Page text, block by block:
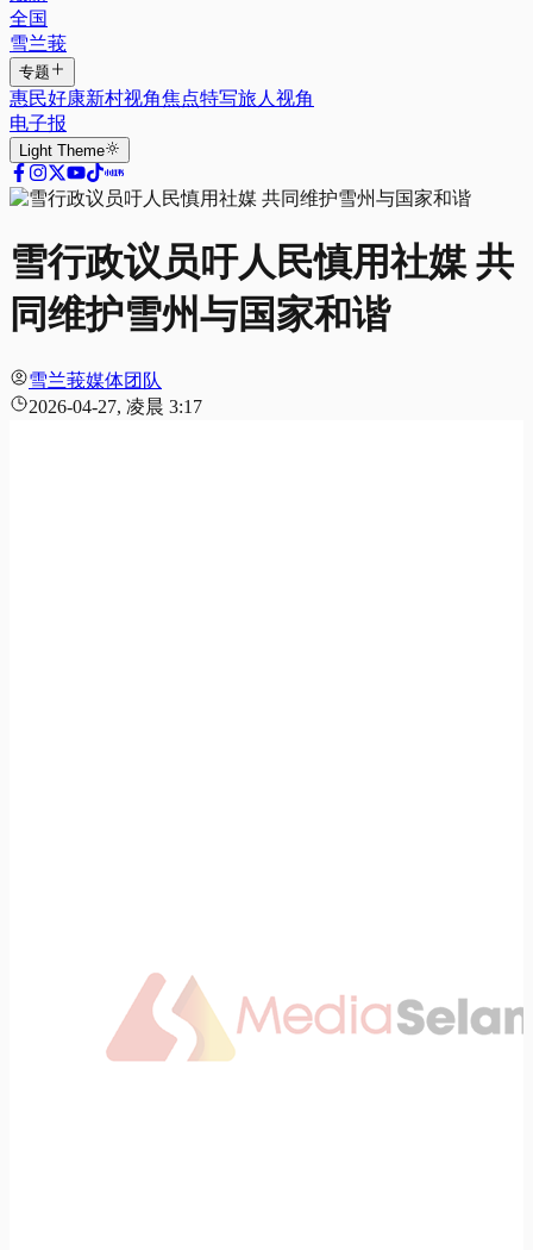
全国
雪兰莪
专题
惠民好康新村视角焦点特写旅人视角
电子报
Light Theme
雪行政议员吁人民慎用社媒 共
同维护雪州与国家和谐
雪兰莪媒体团队
2026-04-27, 凌晨 3:17